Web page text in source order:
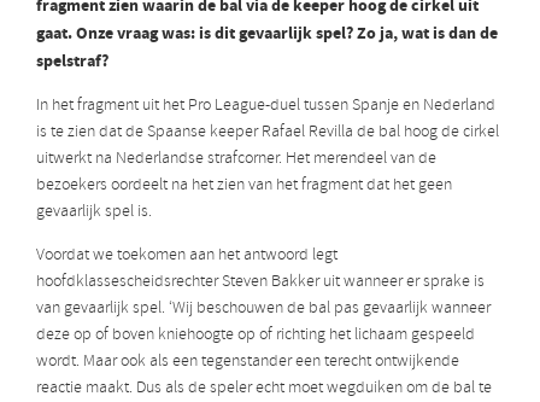
fragment zien waarin de bal via de keeper hoog de cirkel uit
gaat. Onze vraag was: is dit gevaarlijk spel? Zo ja, wat is dan de
spelstraf?
In het fragment uit het Pro League-duel tussen Spanje en Nederland
is te zien dat de Spaanse keeper Rafael Revilla de bal hoog de cirkel
uitwerkt na Nederlandse strafcorner. Het merendeel van de
bezoekers oordeelt na het zien van het fragment dat het geen
gevaarlijk spel is.
Voordat we toekomen aan het antwoord legt
hoofdklassescheidsrechter Steven Bakker uit wanneer er sprake is
van gevaarlijk spel. ‘Wij beschouwen de bal pas gevaarlijk wanneer
deze op of boven kniehoogte op of richting het lichaam gespeeld
wordt. Maar ook als een tegenstander een terecht ontwijkende
reactie maakt. Dus als de speler echt moet wegduiken om de bal te